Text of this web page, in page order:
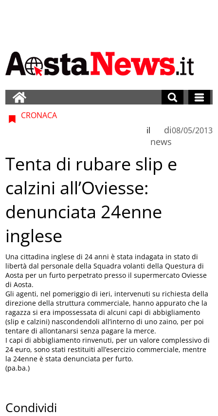
CRONACA
di
news
il 08/05/2013
Tenta di rubare slip e
calzini all’Oviesse:
denunciata 24enne
inglese
Una cittadina inglese di 24 anni è stata indagata in stato di
libertà dal personale della Squadra volanti della Questura di
Aosta per un furto perpetrato presso il supermercato Oviesse
di Aosta.
Gli agenti, nel pomeriggio di ieri, intervenuti su richiesta della
direzione della struttura commerciale, hanno appurato che la
ragazza si era impossessata di alcuni capi di abbigliamento
(slip e calzini) nascondendoli all’interno di uno zaino, per poi
tentare di allontanarsi senza pagare la merce.
I capi di abbigliamento rinvenuti, per un valore complessivo di
24 euro, sono stati restituiti all’esercizio commerciale, mentre
la 24enne è stata denunciata per furto.
(pa.ba.)
Condividi